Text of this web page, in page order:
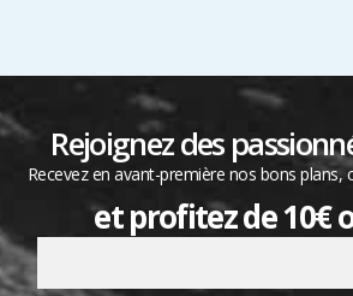
Rejoignez des
Recevez en avant-première nos bons
et profitez de 10€